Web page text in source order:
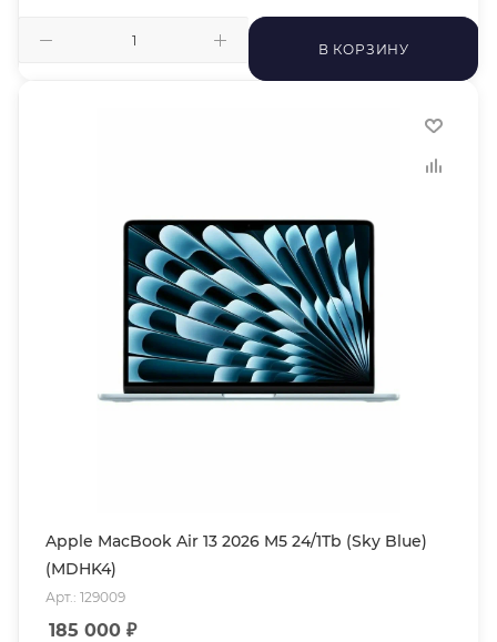
В КОРЗИНУ
Apple MacBook Air 13 2026 M5 24/1Tb (Sky Blue)
(MDHK4)
Арт.: 129009
185 000 ₽